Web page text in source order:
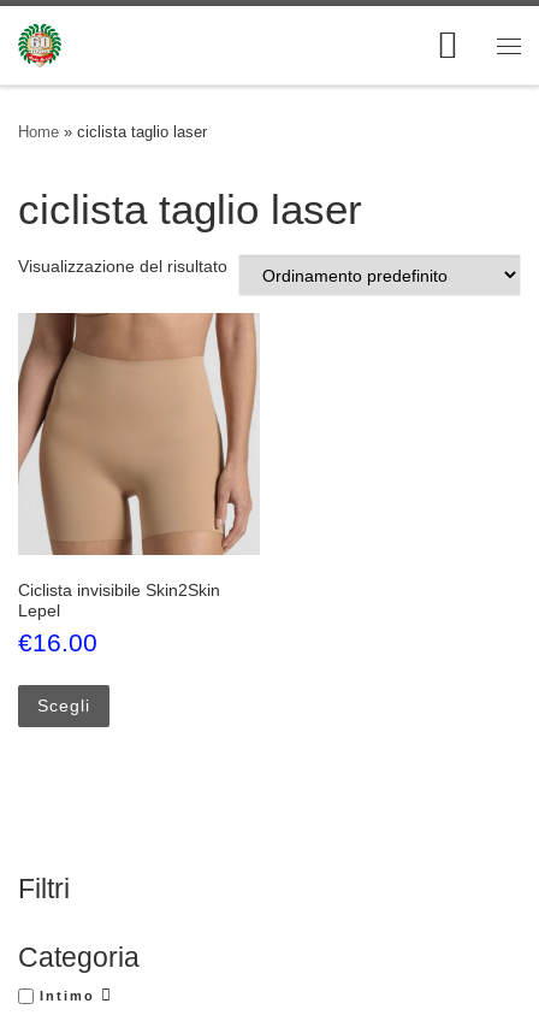
Skip to content
Home » ciclista taglio laser
ciclista taglio laser
Visualizzazione del risultato
Ciclista invisibile Skin2Skin
Lepel
€16.00
Scegli
Filtri
Categoria
Intimo